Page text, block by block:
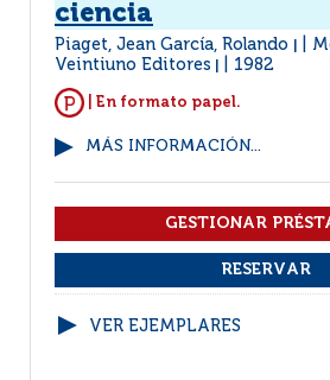
ciencia
Piaget, Jean García, Rolando
Veintiuno Editores
1982
| En formato papel.
MÁS INFORMACIÓN...
VER EJEMPLARES